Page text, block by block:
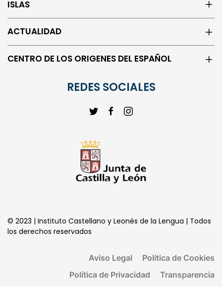
ACTUALIDAD
CENTRO DE LOS ORIGENES DEL ESPAÑOL
los derechos reservados
Política de Privacidad
Transparencia